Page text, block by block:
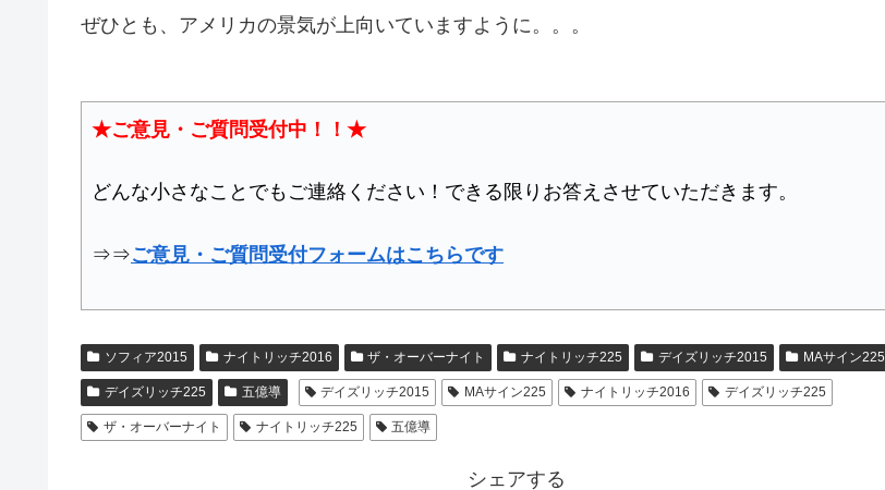
ぜひとも、アメリカの景気が上向いていますように。。。
★ご意見・ご質問受付中！！★
どんな小さなことでもご連絡ください！できる限りお答えさせていただきます。
⇒⇒ご意見・ご質問受付フォームはこちらです
ソフィア2015 ナイトリッチ2016 ザ・オーバーナイト ナイトリッチ225 デイズリッチ2015 MAサイン225
デイズリッチ225 五億導 デイズリッチ2015 MAサイン225 ナイトリッチ2016 デイズリッチ225
ザ・オーバーナイト ナイトリッチ225 五億導
シェアする